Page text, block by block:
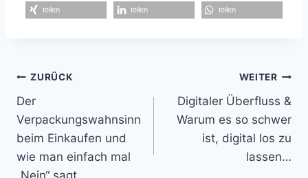
teilen teilen teilen
Beitragsnavigation
ZURÜCK
Der
Verpackungswahnsinn
beim Einkaufen und
wie man einfach mal
„Nein“ sagt…
WEITER
Digitaler Überfluss &
Warum es so schwer
ist, digital los zu
lassen…